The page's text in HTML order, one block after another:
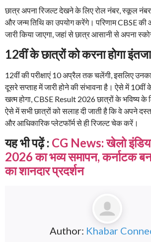
छात्र अपना रिजल्ट देखने के लिए रोल नंबर, स्कूल
और जन्म तिथि का उपयोग करेंगे। परिणाम CBSE की
जारी किया जाएगा, जहां से छात्र आसानी से अपना
12वीं के छात्रों को करना होगा
12वीं की परीक्षाएं 10 अप्रैल तक चलेंगी, इसलिए
दूसरे सप्ताह में जारी होने की संभावना है। ऐसे में 10वीं
खत्म होगा, CBSE Result 2026 छात्रों के भविष्य के
ऐसे में सभी छात्रों को सलाह दी जाती है कि वे अपने
और आधिकारिक प्लेटफॉर्म से ही रिजल्ट चेक करें।
यह भी पढ़ें : CG News: खेलो
2026 का भव्य समापन, कर्नाटक
का शानदार प्रदर्शन
Author: Khabar